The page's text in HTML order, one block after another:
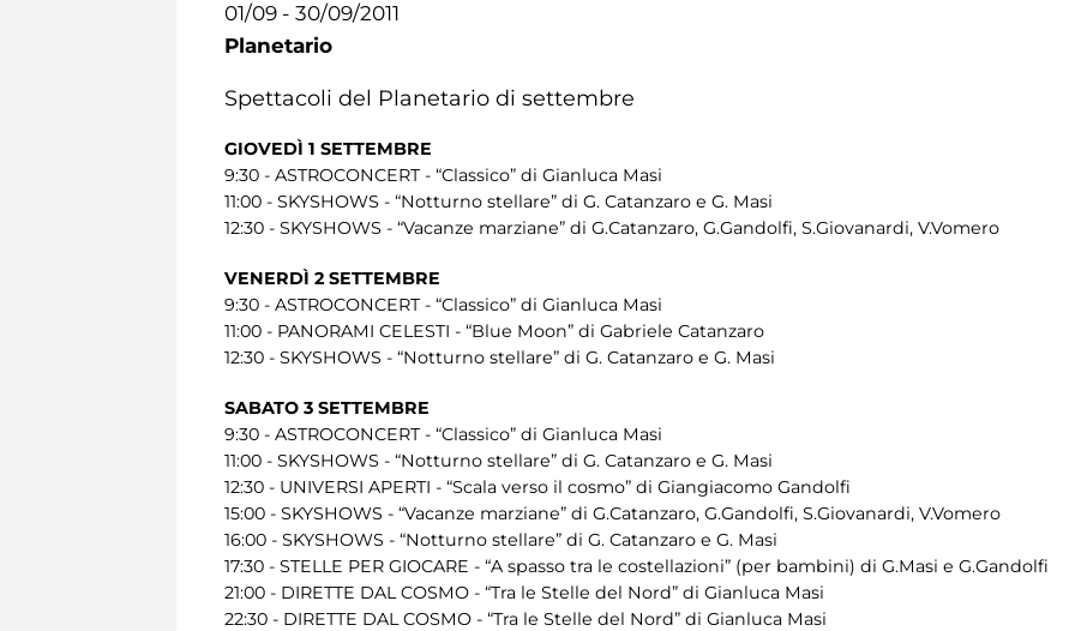
01/09 - 30/09/2011
Planetario
Spettacoli del Planetario di settembre
GIOVEDÌ 1 SETTEMBRE
9:30 - ASTROCONCERT - “Classico” di Gianluca Masi
11:00 - SKYSHOWS - “Notturno stellare” di G. Catanzaro e G. Masi
12:30 - SKYSHOWS - “Vacanze marziane” di G.Catanzaro, G.Gandolfi, S.Giovanardi, V.Vomero
VENERDÌ 2 SETTEMBRE
9:30 - ASTROCONCERT - “Classico” di Gianluca Masi
11:00 - PANORAMI CELESTI - “Blue Moon” di Gabriele Catanzaro
12:30 - SKYSHOWS - “Notturno stellare” di G. Catanzaro e G. Masi
SABATO 3 SETTEMBRE
9:30 - ASTROCONCERT - “Classico” di Gianluca Masi
11:00 - SKYSHOWS - “Notturno stellare” di G. Catanzaro e G. Masi
12:30 - UNIVERSI APERTI - “Scala verso il cosmo” di Giangiacomo Gandolfi
15:00 - SKYSHOWS - “Vacanze marziane” di G.Catanzaro, G.Gandolfi, S.Giovanardi, V.Vomero
16:00 - SKYSHOWS - “Notturno stellare” di G. Catanzaro e G. Masi
17:30 - STELLE PER GIOCARE - “A spasso tra le costellazioni” (per bambini) di G.Masi e G.Gandolfi
21:00 - DIRETTE DAL COSMO - “Tra le Stelle del Nord” di Gianluca Masi
22:30 - DIRETTE DAL COSMO - “Tra le Stelle del Nord” di Gianluca Masi